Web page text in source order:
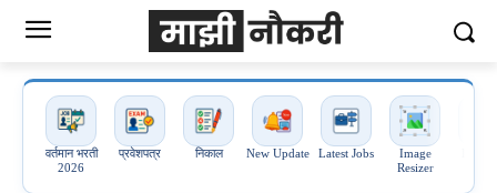
वर्तमान भरती
2026
प्रवेशपत्र निकाल New Update Latest Jobs
Image
Resizer